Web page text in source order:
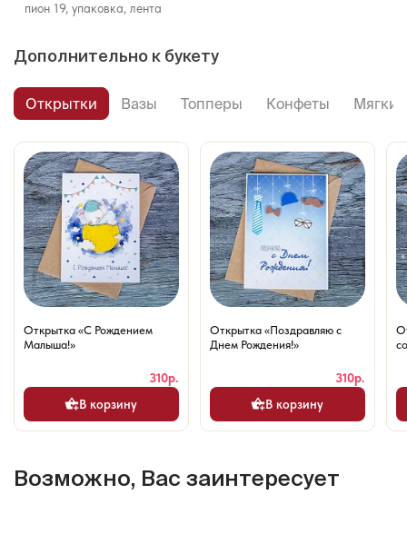
пион 19, упаковка, лента
Дополнительно к букету
Открытки Вазы Топперы Конфеты
Открытка «С Рождением
Малыша!»
310р.
В корзину
Открытка «Поздравляю с
Днем Рождения!»
310р.
В корзину
Возможно, Вас заинтересует